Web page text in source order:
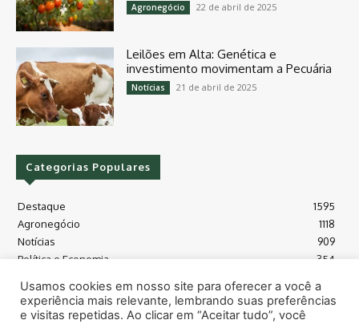
Agronegócio 22 de abril de 2025
Leilões em Alta: Genética e
investimento movimentam a Pecuária
Notícias 21 de abril de 2025
Categorias Populares
Destaque
1595
Agronegócio
1118
Notícias
909
Política e Economia
354
Máquinas e Tecnologia
128
Grãos - soja e milho
Usamos cookies em nosso site para oferecer a você a
experiência mais relevante, lembrando suas preferências
e visitas repetidas. Ao clicar em “Aceitar tudo”, você